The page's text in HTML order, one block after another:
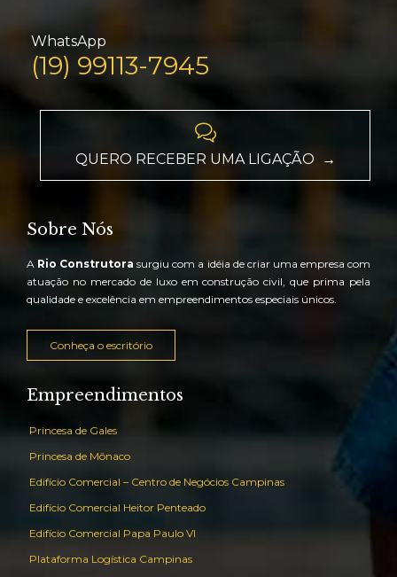
WhatsApp
(19) 99113-7945

QUERO RECEBER UMA LIGAÇÃO →
Sobre Nós
A Rio Construtora surgiu com a idéia de criar uma empresa com
atuação no mercado de luxo em construção civil, que prima pela
qualidade e excelência em empreendimentos especiais únicos.
Conheça o escritório
Empreendimentos
Princesa de Gales
Princesa de Mônaco
Edifício Comercial – Centro de Negócios Campinas
Edifício Comercial Heitor Penteado
Edifício Comercial Papa Paulo VI
Plataforma Logística Campinas